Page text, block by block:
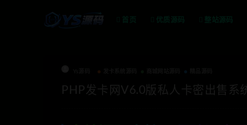
首页 优质源码 整站源码
PHP发卡网V6.0版私人卡密出售系